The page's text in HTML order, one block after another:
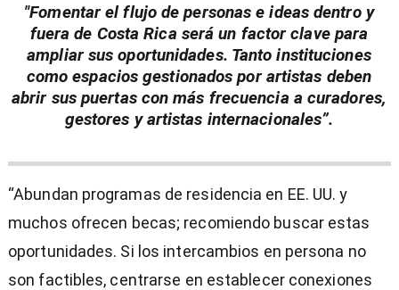
"Fomentar el flujo de personas e ideas dentro y
fuera de Costa Rica será un factor clave para
ampliar sus oportunidades. Tanto instituciones
como espacios gestionados por artistas deben
abrir sus puertas con más frecuencia a curadores,
gestores y artistas internacionales”.
“Abundan programas de residencia en EE. UU. y
muchos ofrecen becas; recomiendo buscar estas
oportunidades. Si los intercambios en persona no
son factibles, centrarse en establecer conexiones